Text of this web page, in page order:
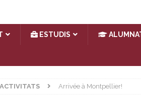
ESTUDIS
ACTIVITATS Arrivée à Montpellier!